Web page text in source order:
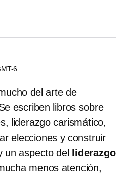
6
del arte de
escriben libros sobre
liderazgo carismático,
elecciones y construir
un aspecto del
liderazgo
menos atención,